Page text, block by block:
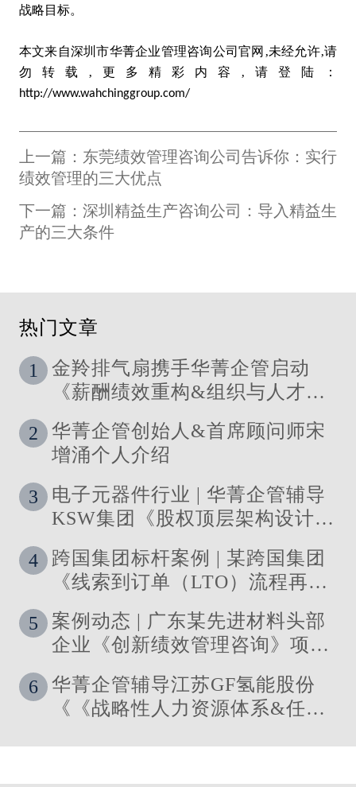
战略目标。
本文来自深圳市华菁企业管理咨询公司官网‚未经允许‚请
勿转载‚更多精彩内容‚请登陆：
http://www.wahchinggroup.com/
上一篇：东莞绩效管理咨询公司告诉你：实行
绩效管理的三大优点
下一篇：深圳精益生产咨询公司：导入精益生
产的三大条件
热门文章
1
金羚排气扇携手华菁企管启动
《薪酬绩效重构&组织与人才发
2
华菁企管创始人&首席顾问师宋
增涌个人介绍
3
电子元器件行业 | 华菁企管辅导
KSW集团《股权顶层架构设计及
4
跨国集团标杆案例 | 某跨国集团
《线索到订单（LTO）流程再造
与资源优化》 管理咨询项目圆满
落地
5
案例动态 | 广东某先进材料头部
企业《创新绩效管理咨询》项目
6
华菁企管辅导江苏GF氢能股份
《《战略性人力资源体系&任职